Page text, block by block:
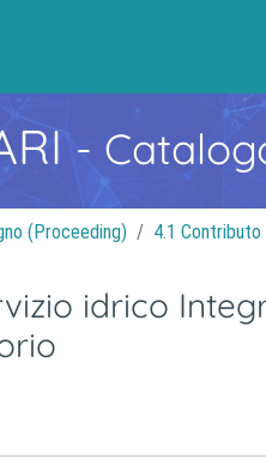
-
(Proceeding) 4.1
idrico